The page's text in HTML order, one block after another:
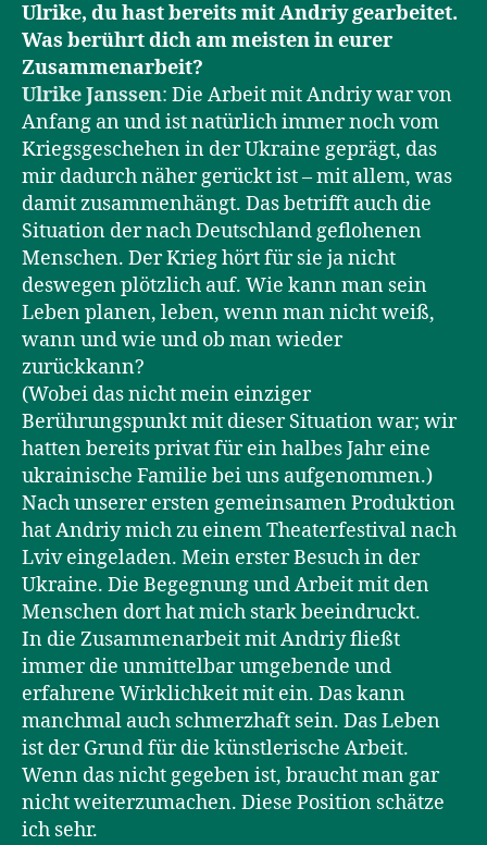
Ulrike, du hast bereits mit Andriy gearbeitet.
Was berührt dich am meisten in eurer
Zusammenarbeit?
Ulrike Janssen: Die Arbeit mit Andriy war von
Anfang an und ist natürlich immer noch vom
Kriegsgeschehen in der Ukraine geprägt, das
mir dadurch näher gerückt ist – mit allem, was
damit zusammenhängt. Das betrifft auch die
Situation der nach Deutschland geflohenen
Menschen. Der Krieg hört für sie ja nicht
deswegen plötzlich auf. Wie kann man sein
Leben planen, leben, wenn man nicht weiß,
wann und wie und ob man wieder
zurückkann?
(Wobei das nicht mein einziger
Berührungspunkt mit dieser Situation war; wir
hatten bereits privat für ein halbes Jahr eine
ukrainische Familie bei uns aufgenommen.)
Nach unserer ersten gemeinsamen Produktion
hat Andriy mich zu einem Theaterfestival nach
Lviv eingeladen. Mein erster Besuch in der
Ukraine. Die Begegnung und Arbeit mit den
Menschen dort hat mich stark beeindruckt.
In die Zusammenarbeit mit Andriy fließt
immer die unmittelbar umgebende und
erfahrene Wirklichkeit mit ein. Das kann
manchmal auch schmerzhaft sein. Das Leben
ist der Grund für die künstlerische Arbeit.
Wenn das nicht gegeben ist, braucht man gar
nicht weiterzumachen. Diese Position schätze
ich sehr.